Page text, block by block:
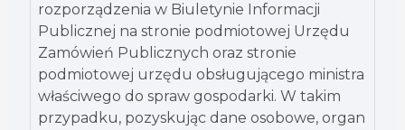
rozporządzenia w Biuletynie Informacji
Publicznej na stronie podmiotowej Urzędu
Zamówień Publicznych oraz stronie
podmiotowej urzędu obsługującego ministra
właściwego do spraw gospodarki. W takim
przypadku, pozyskując dane osobowe, organ